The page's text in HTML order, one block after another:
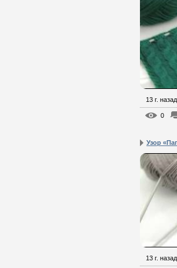
13 г. назад
0
Узор
13 г. назад